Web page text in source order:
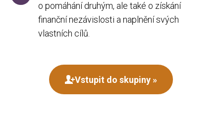
o pomáhání druhým, ale také o získání
finanční nezávislosti a naplnění svých
vlastních cílů.
Vstupit do skupiny »